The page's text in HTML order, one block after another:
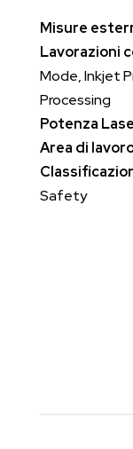
Misure
Lavorazioni
Mode, Inkjet
Processing
Potenza
Area di
Safety